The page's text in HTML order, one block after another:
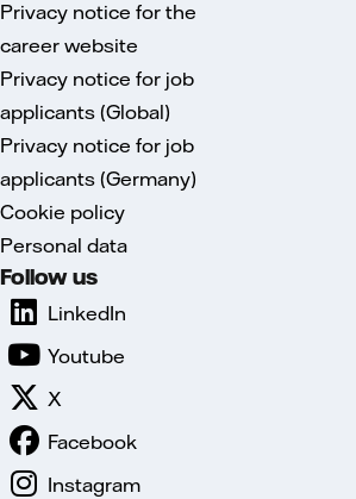
Privacy notice for the
career website
Privacy notice for job
applicants (Global)
Privacy notice for job
applicants (Germany)
Cookie policy
Personal data
Follow us
LinkedIn
Youtube
X
Facebook
Instagram